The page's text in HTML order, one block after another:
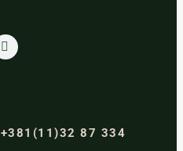
87 334